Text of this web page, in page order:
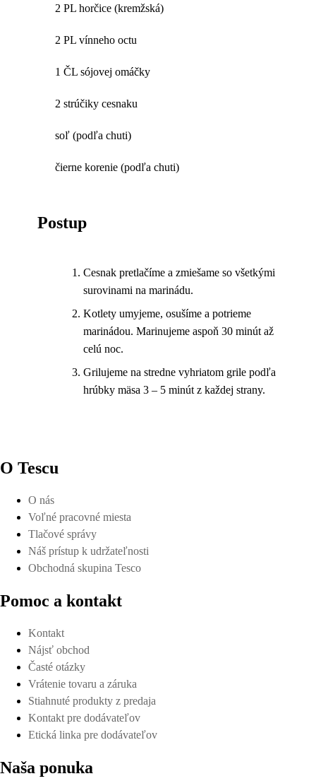
2 PL horčice (kremžská)
2 PL vínneho octu
1 ČL sójovej omáčky
2 strúčiky cesnaku
soľ (podľa chuti)
čierne korenie (podľa chuti)
Postup
Cesnak pretlačíme a zmiešame so všetkými
surovinami na marinádu.
Kotlety umyjeme, osušíme a potrieme
marinádou. Marinujeme aspoň 30 minút až
celú noc.
Grilujeme na stredne vyhriatom grile podľa
hrúbky mäsa 3 – 5 minút z každej strany.
O Tescu
O nás
Voľné pracovné miesta
Tlačové správy
Náš prístup k udržateľnosti
Obchodná skupina Tesco
Pomoc a kontakt
Kontakt
Nájsť obchod
Časté otázky
Vrátenie tovaru a záruka
Stiahnuté produkty z predaja
Kontakt pre dodávateľov
Etická linka pre dodávateľov
Naša ponuka